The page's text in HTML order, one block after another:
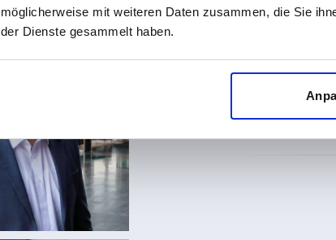
möglicherweise mit weiteren Daten zusammen, die Sie
der Dienste gesammelt haben.